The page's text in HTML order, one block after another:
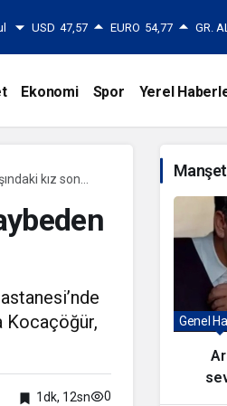
USD 47,57 EURO 54,77 GR.
Ekonomi Spor Yerel
kız son
Kocaçöğür,
1dk, 12sn 0
Manşet
Genel